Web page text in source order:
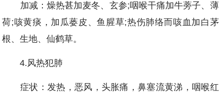
加减：燥热甚加麦冬、玄参;咽喉干痛加牛蒡子、薄
荷;咳黄痰，加瓜蒌皮、鱼腥草;热伤肺络而咳血加白茅
根、生地、仙鹤草。
4.风热犯肺
症状：发热，恶风，头胀痛，鼻塞流黄涕，咽喉红